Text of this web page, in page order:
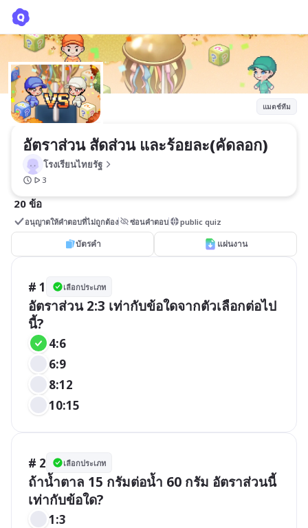
แมตช์ทีม
อัตราส่วน สัดส่วน และร้อยละ(คัดลอก)
โรงเรียนไทยรัฐ
3
20 ข้อ
อนุญาตให้คำตอบที่ไม่ถูกต้อง ซ่อนคำตอบ public quiz
บัตรคำ แผ่นงาน
# 1 เลือกประเภท
อัตราส่วน 2:3 เท่ากับข้อใดจากตัวเลือกต่อไป
นี้?
4:6
6:9
8:12
10:15
# 2 เลือกประเภท
ถ้าน้ำตาล 15 กรัมต่อน้ำ 60 กรัม อัตราส่วนนี้
เท่ากับข้อใด?
1:3